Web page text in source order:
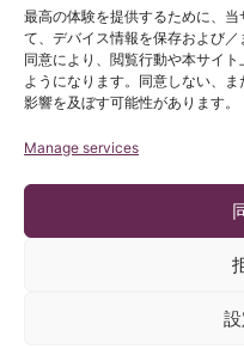
最高の体験を提供するために、
て、デバイス情報を保存および
同意により、閲覧行動や本サイ
ようになります。同意しない、
影響を及ぼす可能性があります。
Manage services
バルセロナキアリ奇形＆脊
情報の取り扱いをEU一般デ